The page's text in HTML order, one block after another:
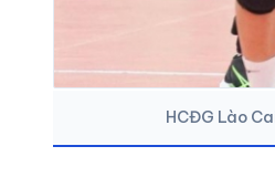
HCĐG Lào